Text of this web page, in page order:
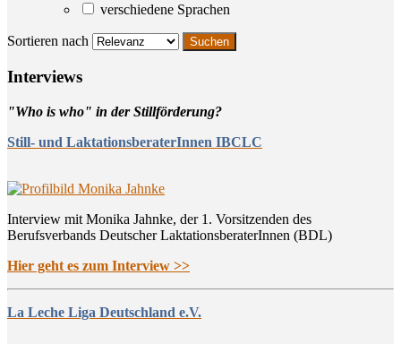
verschiedene Sprachen
Sortieren nach
Inter­views
"Who is who" in der Stillförderung?
Still- und LaktationsberaterInnen IBCLC
Interview mit Monika Jahnke, der 1. Vorsitzenden des
Berufsverbands Deutscher LaktationsberaterInnen (BDL)
Hier geht es zum Interview >>
La Leche Liga Deutschland e.V.